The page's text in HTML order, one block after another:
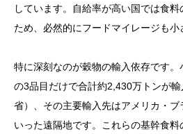
しています。自給率が高い国では食
ため、必然的にフードマイレージも小
特に深刻なのが穀物の輸入依存です
の3品目だけで合計約2,430万トンが
省）、その主要輸入先はアメリカ・ブ
いった遠隔地です。これらの基幹食